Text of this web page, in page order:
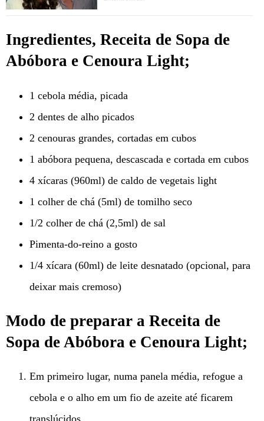
Ingredientes, Receita de Sopa de
Abóbora e Cenoura Light;
1 cebola média, picada
2 dentes de alho picados
2 cenouras grandes, cortadas em cubos
1 abóbora pequena, descascada e cortada em cubos
4 xícaras (960ml) de caldo de vegetais light
1 colher de chá (5ml) de tomilho seco
1/2 colher de chá (2,5ml) de sal
Pimenta-do-reino a gosto
1/4 xícara (60ml) de leite desnatado (opcional, para
deixar mais cremoso)
Modo de preparar a Receita de
Sopa de Abóbora e Cenoura Light;
Em primeiro lugar, numa panela média, refogue a
cebola e o alho em um fio de azeite até ficarem